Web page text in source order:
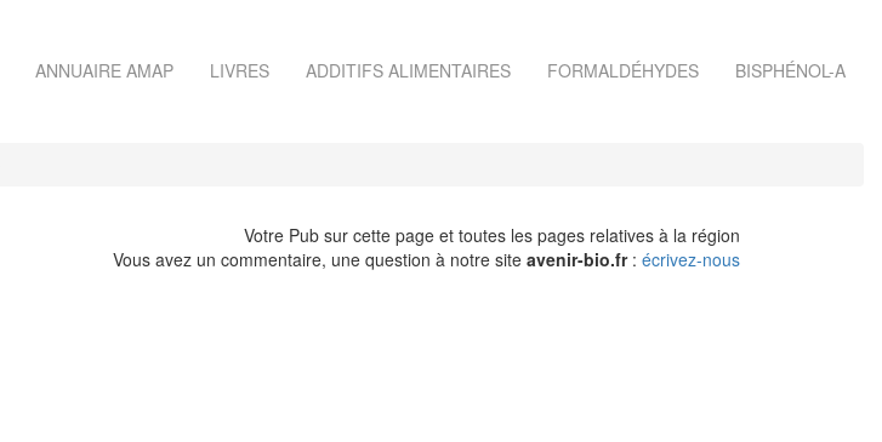
ANNUAIRE AMAP LIVRES ADDITIFS ALIMENTAIRES FORMALDÉHYDES BISPHÉNOL-A
Votre Pub sur cette page et toutes les pages relatives à la région
Vous avez un commentaire, une question à notre site avenir-bio.fr: écrivez-nous